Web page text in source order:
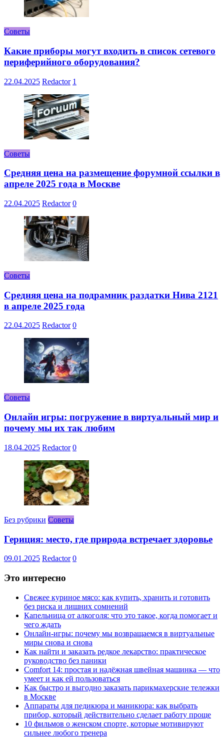
Советы
Какие приборы могут входить в список сетевого
периферийного оборудования?
22.04.2025 Redactor 1
Советы
Средняя цена на размещение форумной ссылки в
апреле 2025 года в Москве
22.04.2025 Redactor 0
Советы
Средняя цена на подрамник раздатки Нива 2121
в апреле 2025 года
22.04.2025 Redactor 0
Советы
Онлайн игры: погружение в виртуальный мир и
почему мы их так любим
18.04.2025 Redactor 0
Без рубрики Советы
Гериция: место, где природа встречает здоровье
09.01.2025 Redactor 0
Это интересно
Свежее куриное мясо: как купить, хранить и готовить
без риска и лишних сомнений
Капельница от алкоголя: что это такое, когда помогает и
чего ждать
Онлайн-игры: почему мы возвращаемся в виртуальные
миры снова и снова
Как найти и заказать редкое лекарство: практическое
руководство без паники
Comfort 14: простая и надёжная швейная машинка — что
умеет и как ей пользоваться
Как быстро и выгодно заказать парикмахерские тележки
в Москве
Аппараты для педикюра и маникюра: как выбрать
прибор, который действительно сделает работу проще
10 фильмов о женском спорте, которые мотивируют
сильнее любого тренера